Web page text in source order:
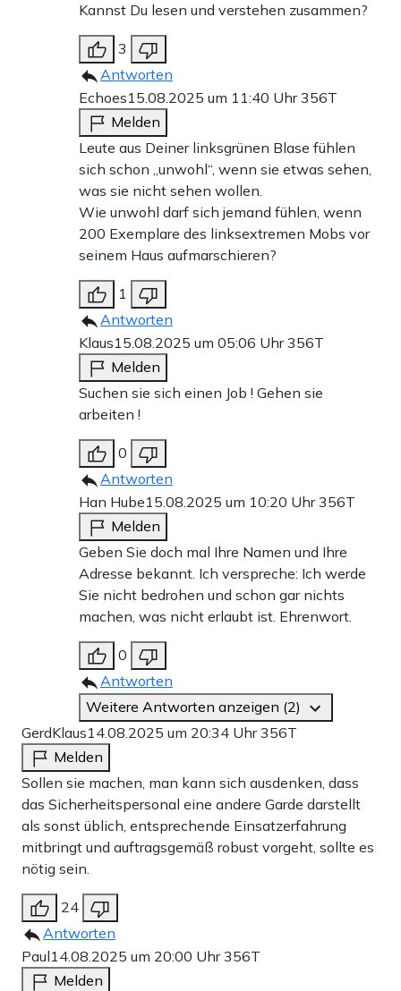
Kannst Du lesen und verstehen zusammen?
3
Antworten
Echoes15.08.2025 um 11:40 Uhr356T
Melden
Leute aus Deiner linksgrünen Blase fühlen
sich schon „unwohl“, wenn sie etwas sehen,
was sie nicht sehen wollen.
Wie unwohl darf sich jemand fühlen, wenn
200 Exemplare des linksextremen Mobs vor
seinem Haus aufmarschieren?
1
Antworten
Klaus15.08.2025 um 05:06 Uhr356T
Melden
Suchen sie sich einen Job ! Gehen sie
arbeiten !
0
Antworten
Han Hube15.08.2025 um 10:20 Uhr356T
Melden
Geben Sie doch mal Ihre Namen und Ihre
Adresse bekannt. Ich verspreche: Ich werde
Sie nicht bedrohen und schon gar nichts
machen, was nicht erlaubt ist. Ehrenwort.
0
Antworten
Weitere Antworten anzeigen (2)
GerdKlaus14.08.2025 um 20:34 Uhr356T
Melden
Sollen sie machen, man kann sich ausdenken, dass
das Sicherheitspersonal eine andere Garde darstellt
als sonst üblich, entsprechende Einsatzerfahrung
mitbringt und auftragsgemäß robust vorgeht, sollte es
nötig sein.
24
Antworten
Paul14.08.2025 um 20:00 Uhr356T
Melden